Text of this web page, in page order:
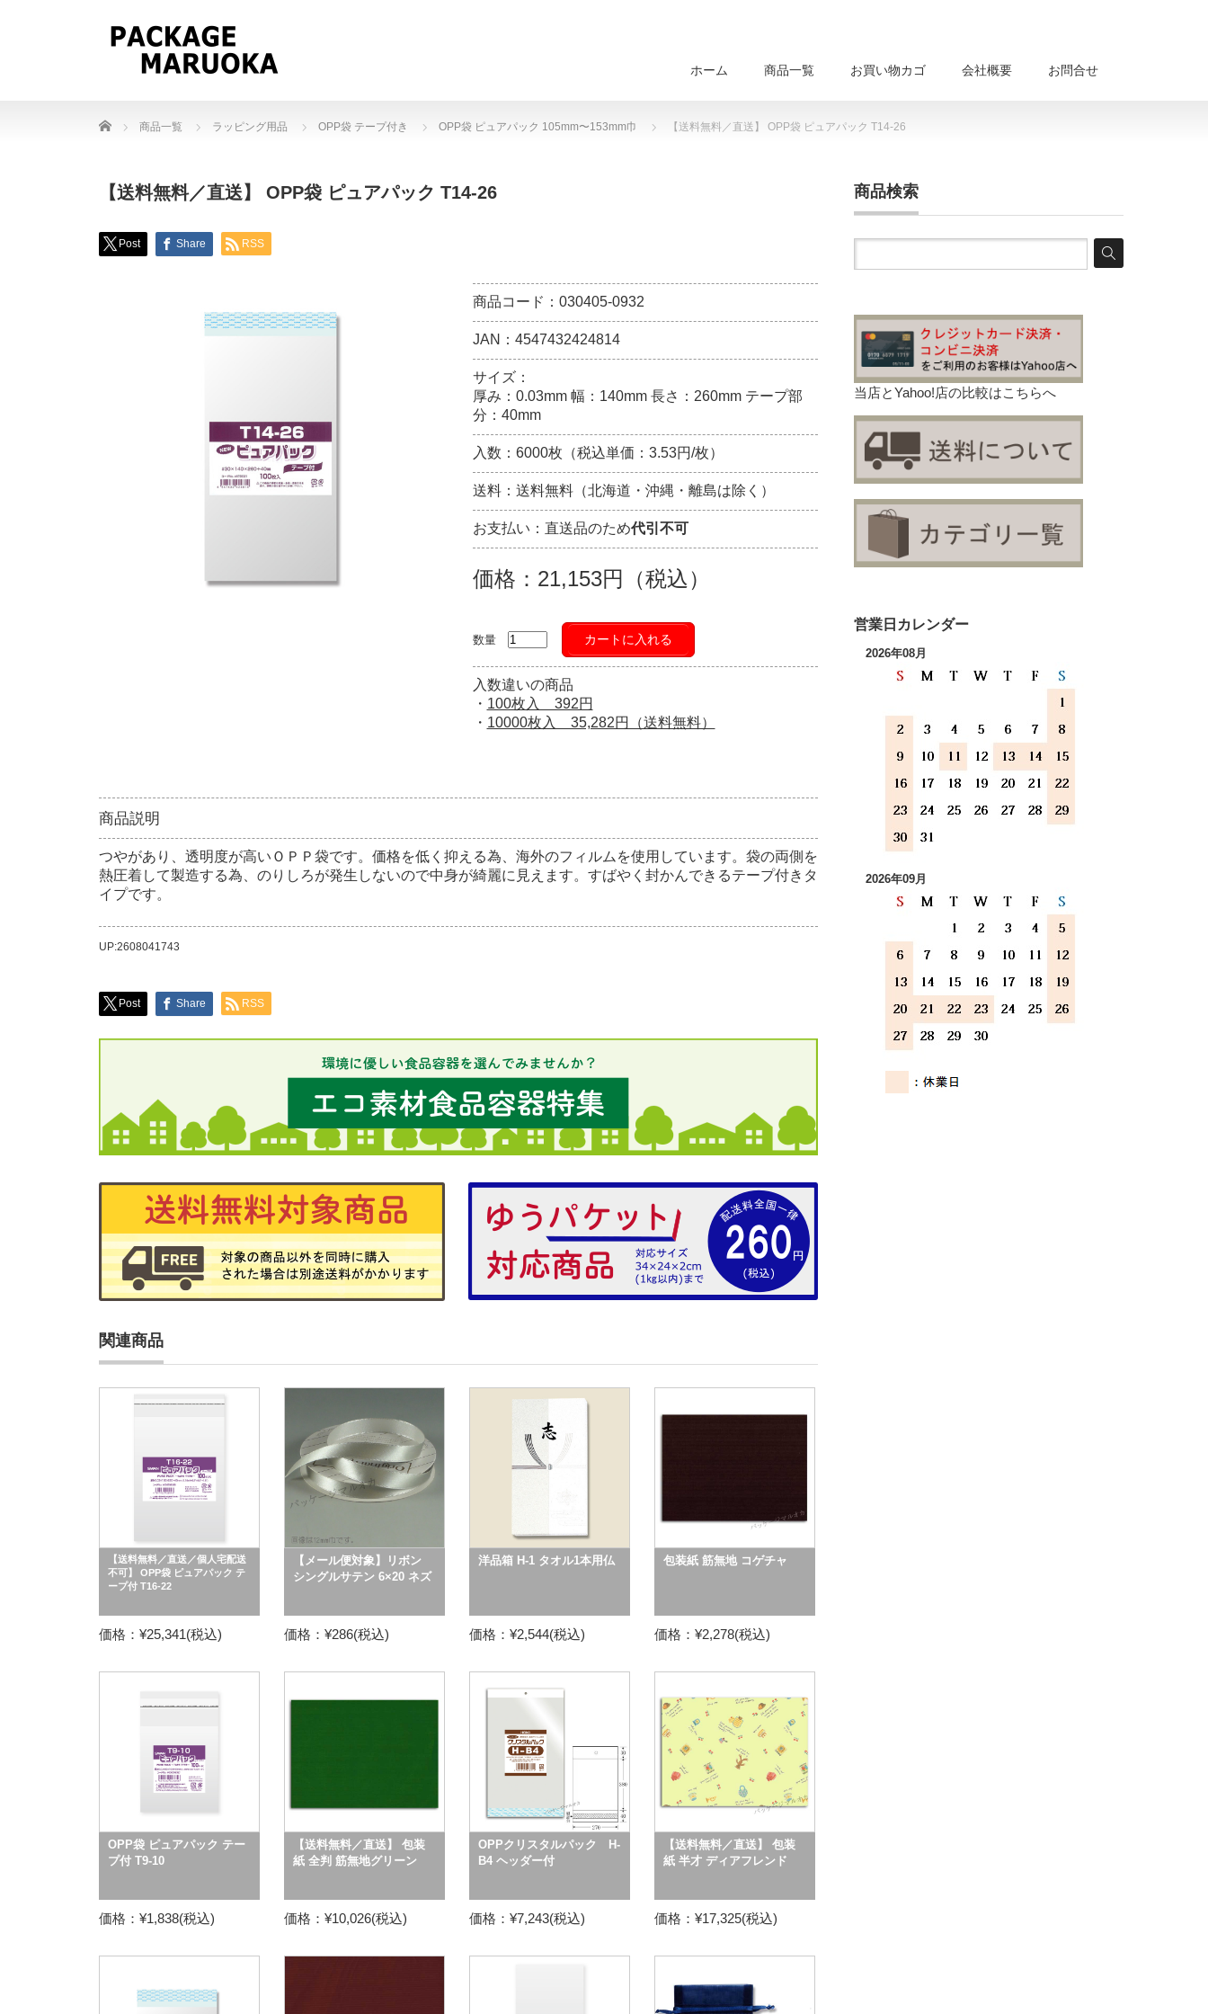
ホーム 商品一覧 お買い物カゴ 会社概要 お問合せ
Home 商品一覧 ラッピング用品 OPP袋 テープ付き OPP袋 ピュアパック 105mm〜153mm巾 【送料無料／直送】 OPP袋 ピュアパック T14-26
【送料無料／直送】 OPP袋 ピュアパック T14-26
Post Share RSS
商品コード：030405-0932
JAN：4547432424814
サイズ：
厚み：0.03mm 幅：140mm 長さ：260mm テープ部
分：40mm
入数：6000枚（税込単価：3.53円/枚）
送料：送料無料（北海道・沖縄・離島は除く）
お支払い：直送品のため代引不可
価格：21,153円（税込）
数量 カートに入れる
入数違いの商品
・ 100枚入 392円
・ 10000枚入 35,282円（送料無料）
商品説明
つやがあり、透明度が高いＯＰＰ袋です。価格を低く抑える為、海外のフィルムを使用しています。袋の両側を
熱圧着して製造する為、のりしろが発生しないので中身が綺麗に見えます。すばやく封かんできるテープ付きタ
イプです。
UP:2608041743
Post Share RSS
関連商品
【送料無料／直送／個人宅配送
不可】 OPP袋 ピュアパック テ
ープ付 T16-22
価格：¥25,341(税込)
【メール便対象】リボン
シングルサテン 6×20 ネズ
価格：¥286(税込)
洋品箱 H-1 タオル1本用仏
価格：¥2,544(税込)
包装紙 筋無地 コゲチャ
価格：¥2,278(税込)
OPP袋 ピュアパック テー
プ付 T9-10
価格：¥1,838(税込)
【送料無料／直送】 包装
紙 全判 筋無地グリーン
価格：¥10,026(税込)
OPPクリスタルパック H-
B4 ヘッダー付
価格：¥7,243(税込)
【送料無料／直送】 包装
紙 半才 ディアフレンド
価格：¥17,325(税込)
商品検索
当店とYahoo!店の比較はこちらへ
営業日カレンダー
2026年08月
2026年09月